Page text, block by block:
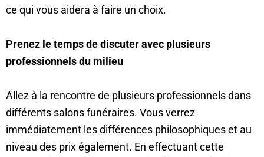
ce qui vous aidera à faire un choix.
Prenez le temps de discuter avec plusieurs
professionnels du milieu
Allez à la rencontre de plusieurs professionnels dans
différents salons funéraires. Vous verrez
immédiatement les différences philosophiques et au
niveau des prix également. En effectuant cette